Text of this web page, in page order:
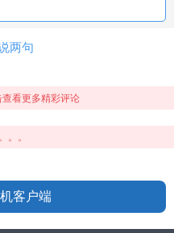
两句
查看更多精彩评论
。。
客户端